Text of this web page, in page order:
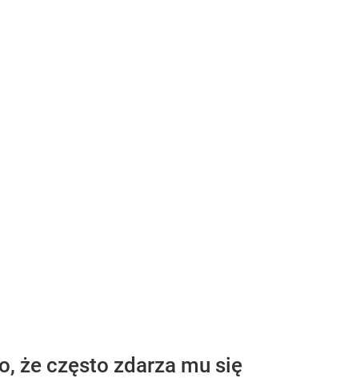
że często zdarza mu się